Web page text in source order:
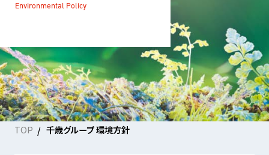
Environmental Policy
TOP 千歳グループ 環境方針